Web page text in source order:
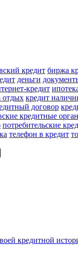
кредит биржа
деньги
кредит
отдых кредит
договор
кредитные
потребительские
телефон в кредит
кредитной